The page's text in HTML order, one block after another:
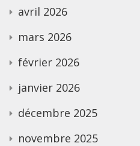
avril 2026
mars 2026
février 2026
janvier 2026
décembre 2025
novembre 2025